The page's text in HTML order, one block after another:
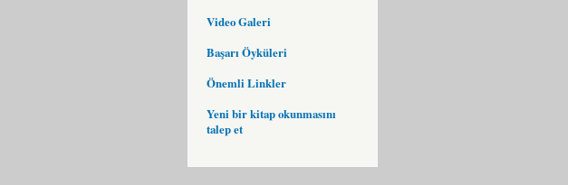
Video Galeri
Başarı Öyküleri
Önemli Linkler
Yeni bir kitap okunmasını
talep et